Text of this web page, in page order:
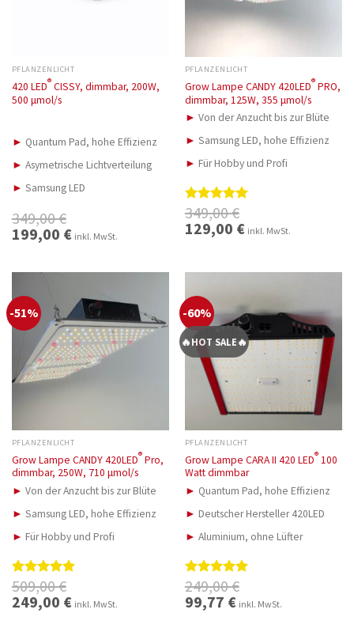
PFLANZENLICHT
420 LED® CISSY, dimmbar, 200W,
500 μmol/s
► Quantum Pad, hohe Effizienz
► Asymetrische Lichtverteilung
► Samsung LED
349,00€
Ursprünglicher
Preis
199,00 €Aktueller
Preis
inkl. MwSt.
PFLANZENLICHT
Grow Lampe CANDY 420LED® PRO,
dimmbar, 125W, 355 μmol/s
► Von der Anzucht bis zur Blüte
► Samsung LED, hohe Effizienz
► Für Hobby und Profi
Bewertet
mit5.00
von 5
349,00€
Ursprünglicher
Preis
129,00 €Aktueller
Preis
inkl. MwSt.
-51%
PFLANZENLICHT
Grow Lampe CANDY 420LED®Pro,
dimmbar, 250W, 710 μmol/s
► Von der Anzucht bis zur Blüte
► Samsung LED, hohe Effizienz
► Für Hobby und Profi
Bewertet
mit5.00
von 5
509,00€
Ursprünglicher
Preis
249,00 €Aktueller
Preis
inkl. MwSt.
-60%
🔥HOT SALE🔥
PFLANZENLICHT
Grow Lampe CARA II 420 LED®100
Watt dimmbar
► Quantum Pad, hohe Effizienz
► Deutscher Hersteller 420LED
► Aluminium, ohne Lüfter
Bewertet
mit 5.00
von 5
249,00€
Ursprünglicher
Preis
99,77 €Aktueller
Preis
inkl. MwSt.